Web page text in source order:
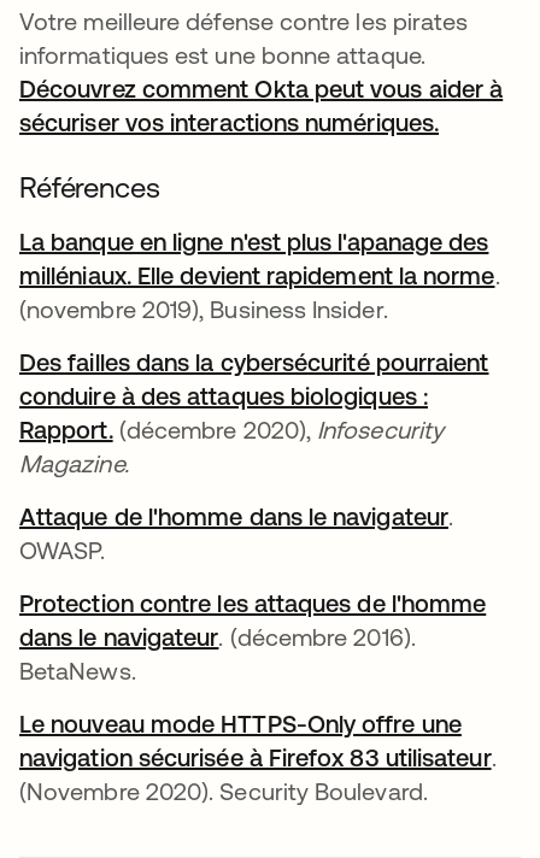
Votre meilleure défense contre les pirates
informatiques est une bonne attaque.
Découvrez comment Okta peut vous aider à
sécuriser vos interactions numériques.
Références
La banque en ligne n'est plus l'apanage des
milléniaux. Elle devient rapidement la norme.
(novembre 2019), Business Insider.
Des failles dans la cybersécurité pourraient
conduire à des attaques biologiques :
Rapport.(décembre 2020), Infosecurity
Magazine.
Attaque de l'homme dans le navigateur.
OWASP.
Protection contre les attaques de l'homme
dans le navigateur. (décembre 2016).
BetaNews.
Le nouveau mode HTTPS-Only offre une
navigation sécurisée à Firefox 83 utilisateur.
(Novembre 2020). Security Boulevard.